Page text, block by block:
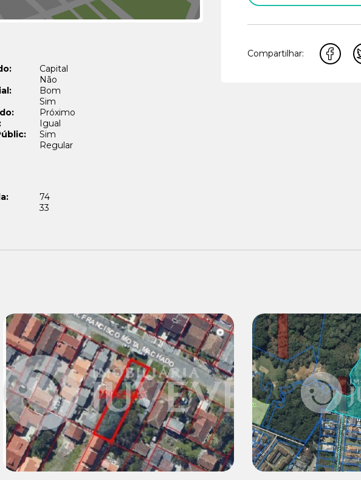
Compartilhar:
Capital
Não
Bom
Sim
Próximo
Igual
Sim
Regular
74
33
Venda:
R$ 800.000,00
Venda:
R$ 4.200.000,00